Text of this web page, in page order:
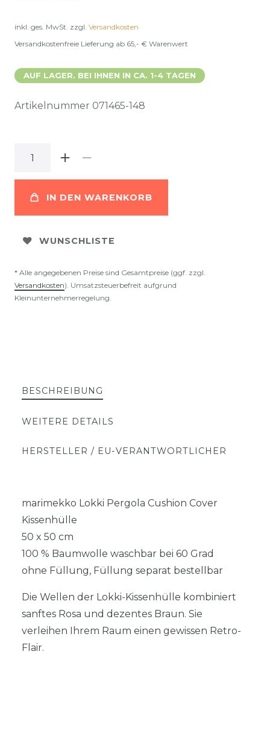
inkl. ges. MwSt. zzgl. Versandkosten
Versandkostenfreie Lieferung ab 65,- € Warenwert
AUF LAGER. BEI IHNEN IN CA. 1-4 TAGEN
Artikelnummer 071465-148
IN DEN WARENKORB
WUNSCHLISTE
* Alle angegebenen Preise sind Gesamtpreise (ggf. zzgl.
Versandkosten). Umsatzsteuerbefreit aufgrund
Kleinunternehmerregelung.
BESCHREIBUNG
WEITERE DETAILS
HERSTELLER / EU-VERANTWORTLICHER
marimekko Lokki Pergola Cushion Cover
Kissenhülle
50 x 50 cm
100 % Baumwolle waschbar bei 60 Grad
ohne Füllung, Füllung separat bestellbar
Die Wellen der Lokki-Kissenhülle kombiniert
sanftes Rosa und dezentes Braun. Sie
verleihen Ihrem Raum einen gewissen Retro-
Flair.